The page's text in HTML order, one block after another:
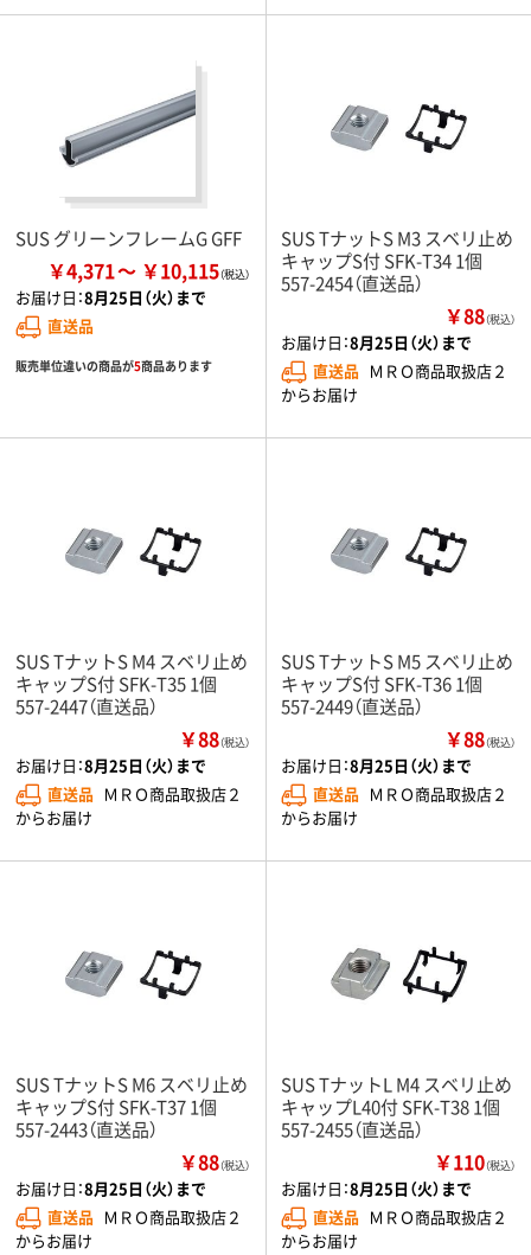
SUS グリーンフレームG GFF
￥4,371 ￥10,115
お届け日：8月25日（火）まで
直送品
販売単位違いの商品が5商品あります
SUS TナットS M3 スベリ止め
キャップS付 SFK-T34 1個
557-2454（直送品）
￥88（税込）
お届け日：8月25日（火）まで
直送品 ＭＲＯ商品取扱店２
からお届け
SUS TナットS M4 スベリ止め
キャップS付 SFK-T35 1個
557-2447（直送品）
￥88（税込）
お届け日：8月25日（火）まで
直送品 ＭＲＯ商品取扱店２
からお届け
SUS TナットS M5 スベリ止め
キャップS付 SFK-T36 1個
557-2449（直送品）
￥88（税込）
お届け日：8月25日（火）まで
直送品 ＭＲＯ商品取扱店２
からお届け
SUS TナットS M6 スベリ止め
キャップS付 SFK-T37 1個
557-2443（直送品）
￥88（税込）
お届け日：8月25日（火）まで
直送品 ＭＲＯ商品取扱店２
からお届け
SUS TナットL M4 スベリ止め
キャップL40付 SFK-T38 1個
557-2455（直送品）
￥110（税込）
お届け日：8月25日（火）まで
直送品 ＭＲＯ商品取扱店２
からお届け